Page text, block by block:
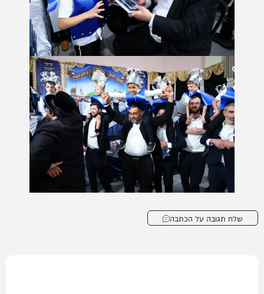
שלח תגובה על הכתבה